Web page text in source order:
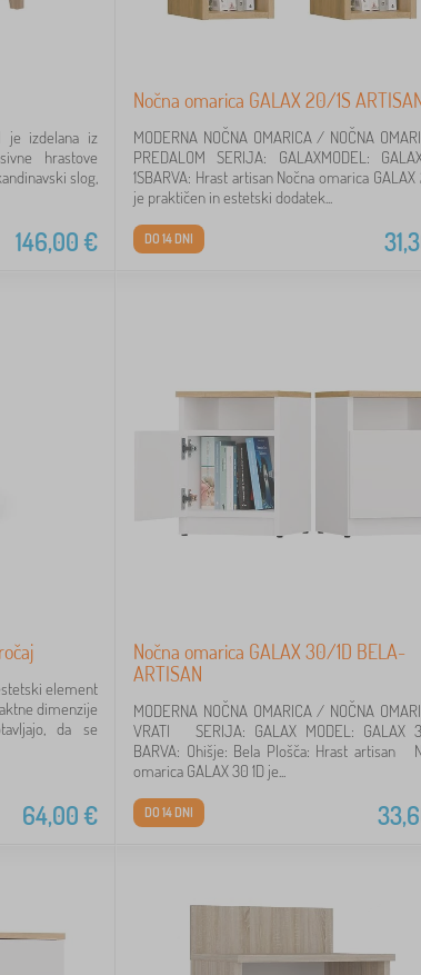
je izdelana iz
hrastove
slog,
146,00€
Nočna omarica GALAX 20/1S
MODERNA NOČNA OMARICA / NOČNA
PREDALOM SERIJA: GALAXMODEL:
1SBARVA: Hrast artisan Nočna omarica GALAX
je praktičen in estetski dodatek...
DO 14 DNI
element
dimenzije
da se
64,00€
Nočna omarica GALAX 30/1D BELA-
ARTISAN
MODERNA NOČNA OMARICA / NOČNA
VRATI SERIJA: GALAX MODEL: GALAX
BARVA: Ohišje: Bela Plošča: Hrast artisan
omarica GALAX 30 1D je...
DO 14 DNI